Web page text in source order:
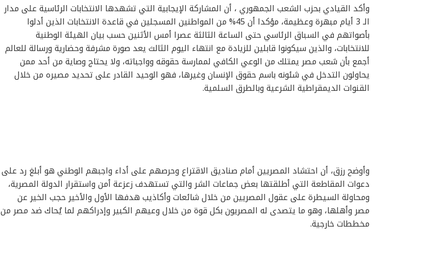
وأكد القيادي بحزب الشعب الجمهوري ، أن المشاركة الإيجابية التي تشهدها الانتخابات الرئاسية على مدار
الـ 3 أيام مبهرة وعظيمة، مؤكدا أن 45% من المواطنين المسجلين في قاعدة الانتخابات الذين أدلوا
بأصواتهم في السباق الرئاسي حتى الساعة الثالثة عصرا أمس الأثنين حسب بيان الهيئة الوطنية
للانتخابات، والذين سيكونوا قابلين للزيادة مع انتهاء اليوم الثالث يعد صورة مشرفة وحضارية ورسالة للعالم
أجمع بأن شعب مصر يمتلك من الوعي الكافي لممارسة حقوقه وواجباته، ولا يحتاج وصاية من أحد ممن
يحاولون التدخل في شئونه باسم حقوق الإنسان وغيرها، فهو الوحيد القادر على تحديد مصيره من خلال
القنوات الديمقراطية الشرعية وبالطرق السلمية.
وأوضح رزق، أن احتشاد المصريين أمام صناديق الاقتراع وحرصهم على أداء واجبهم الوطني هو أبلغ رد على
دعوات المقاطعة التي أطلقتها بعض جماعات الشر والتي تستهدف زعزعة أمن واستقرار الدولة المصرية،
ومحاولة السيطرة على عقول المصريين من خلال شائعات وأكاذيب هدفها الأول والأخير حجب الخير عن
مصر وأهلها، وهو ما يتصدى له المصريون بكل قوة من خلال وعيهم الكبير وإدراكهم لما يُحاك ضد مصر من
مخططات خارجية.